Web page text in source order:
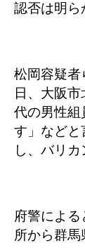
認否は明ら
松岡容疑者
日、大阪
代の男性組
す」などと
し、バリカ
府警によ
所から群馬